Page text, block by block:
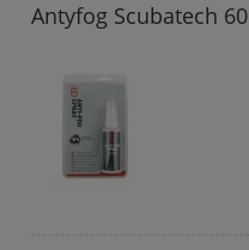
Antyfog Scubatech